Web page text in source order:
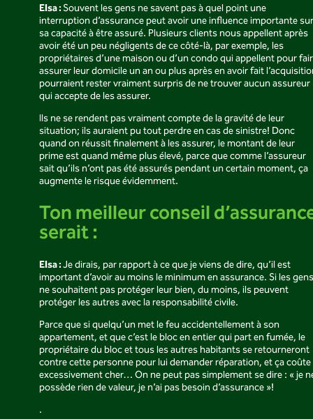
Elsa :Souvent les gens ne savent pas à quel point une
interruption d’assurance peut avoir une influence importante sur
sa capacité à être assuré. Plusieurs clients nous appellent après
avoir été un peu négligents de ce côté-là, par exemple, les
propriétaires d’une maison ou d’un condo qui appellent pour
assurer leur domicile un an ou plus après en avoir fait
pourraient rester vraiment surpris de ne trouver aucun assureur
qui accepte de les assurer.
Ils ne se rendent pas vraiment compte de la gravité de leur
situation; ils auraient pu tout perdre en cas de sinistre! Donc
quand on réussit finalement à les assurer, le montant de leur
prime est quand même plus élevé, parce que comme l’assureur
sait qu’ils n’ont pas été assurés pendant un certain moment, ça
augmente le risque évidemment.
Ton meilleur conseil
serait :
Elsa :Je dirais, par rapport à ce que je viens de dire, qu’il est
important d’avoir au moins le minimum en assurance. Si les gens
ne souhaitent pas protéger leur bien, du moins, ils peuvent
protéger les autres avec la responsabilité civile.
Parce que si quelqu’un met le feu accidentellement à son
appartement, et que c’est le bloc en entier qui part en fumée, le
propriétaire du bloc et tous les autres habitants se retourneront
contre cette personne pour lui demander réparation, et ça coûte
excessivement cher… On ne peut pas simplement se dire : « je
possède rien de valeur, je n’ai pas besoin d’assurance »!
.